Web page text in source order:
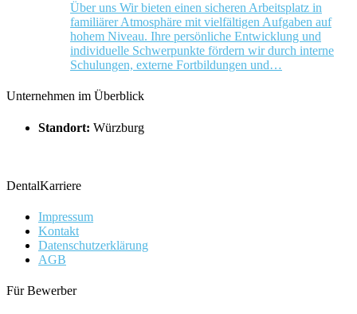
Über uns Wir bieten einen sicheren Arbeitsplatz in
familiärer Atmosphäre mit vielfältigen Aufgaben auf
hohem Niveau. Ihre persönliche Entwicklung und
individuelle Schwerpunkte fördern wir durch interne
Schulungen, externe Fortbildungen und…
Unternehmen im Überblick
Standort: Würzburg
DentalKarriere
Impressum
Kontakt
Datenschutzerklärung
AGB
Für Bewerber